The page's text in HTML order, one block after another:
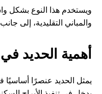
ويستخدم هذا النوع بشكل
والمباني التقليدية، إلى
أهمية الحديد
يمثل الحديد عنصرًا أساسيًا